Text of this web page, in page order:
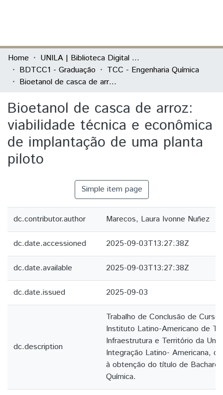
Communities & Collections
All of DSpace
Home
UNILA | Biblioteca Digital de Trabalhos de Conclusão de Curso
BDTCC1 - Graduação
TCC - Engenharia Química
Bioetanol de casca de arroz: viabilidade técnica e econômica de implantação de uma planta piloto
Bioetanol de casca de arroz:
viabilidade técnica e econômica
de implantação de uma planta
piloto
Simple item page
dc.contributor.author Marecos, Laura Ivonne Nuñez
dc.date.accessioned 2025-09-03T13:27:38Z
dc.date.available 2025-09-03T13:27:38Z
dc.date.issued 2025-09-03
dc.description
Trabalho de Conclusão de
Instituto Latino-Americano de
Infraestrutura e Território da
Integração Latino- Americana,
à obtenção do título de Bacharel
Química.